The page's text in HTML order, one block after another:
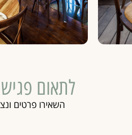
לתאום
השאירו פרטים